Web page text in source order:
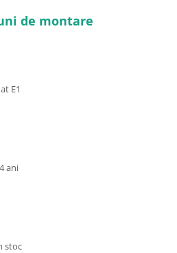
de montare
E1
ani
stoc